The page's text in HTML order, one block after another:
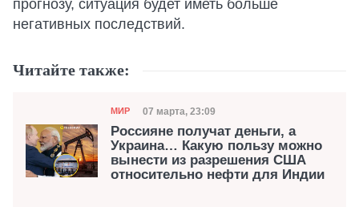
прогнозу, ситуация будет иметь больше
негативных последствий.
Читайте также:
Категория
МИР Дата публикации
07 марта, 23:09
Россияне получат деньги, а
Украина… Какую пользу можно
вынести из разрешения США
относительно нефти для Индии